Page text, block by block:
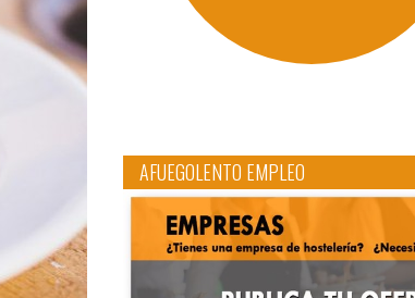
AFUEGOLENTO EMPLEO